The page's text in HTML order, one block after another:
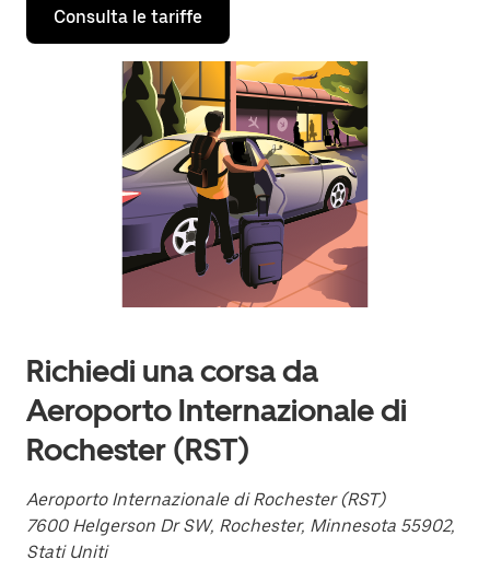
Utilizza
tasto
Utilizza
il
pulsante
Esc
per
chiudere
calendario.
Consulta le tariffe
Richiedi una corsa da
Aeroporto Internazionale di
Rochester (RST)
Aeroporto Internazionale di Rochester (RST)
7600 Helgerson Dr SW, Rochester, Minnesota 55902,
Stati Uniti